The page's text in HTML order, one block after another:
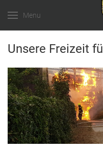
Menu
Unsere Freizeit